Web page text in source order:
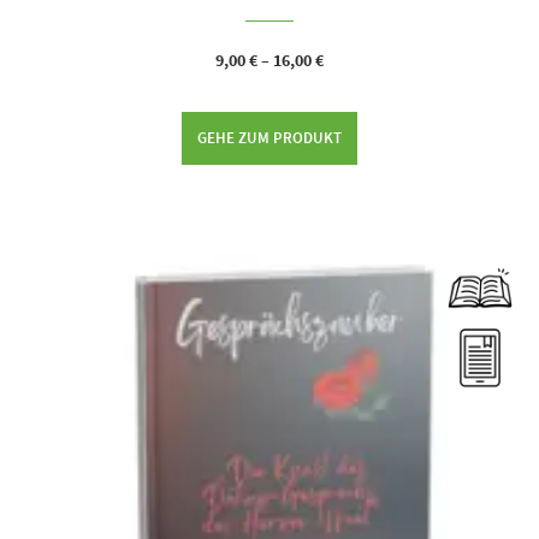
9,00€– 16,00€
GEHE ZUM PRODUKT